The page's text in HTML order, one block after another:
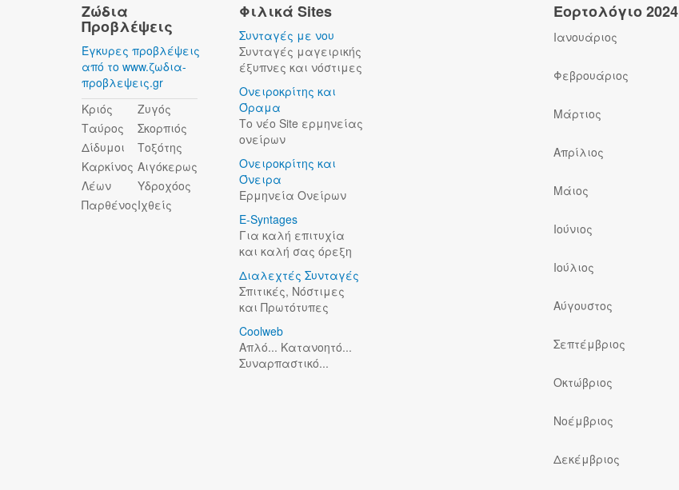
Ζώδια
Προβλέψεις
Έγκυρες προβλέψεις
από το www.ζωδια-
προβλεψεις.gr
Κριός
Ταύρος
Δίδυμοι
Καρκίνος
Λέων
Παρθένος
Ζυγός
Σκορπιός
Τοξότης
Αιγόκερως
Υδροχόος
Ιχθείς
Φιλικά Sites
Συνταγές με νου
Συνταγές μαγειρικής
έξυπνες και νόστιμες
Ονειροκρίτης και
Όραμα
Το νέο Site ερμηνείας
ονείρων
Ονειροκρίτης και
Όνειρα
Ερμηνεία Ονείρων
E-Syntages
Για καλή επιτυχία
και καλή σας όρεξη
Διαλεχτές Συνταγές
Σπιτικές, Νόστιμες
και Πρωτότυπες
Coolweb
Απλό... Κατανοητό...
Συναρπαστικό...
Εορτολόγιο 2024
Ιανουάριος
Φεβρουάριος
Μάρτιος
Απρίλιος
Μάιος
Ιούνιος
Ιούλιος
Αύγουστος
Σεπτέμβριος
Οκτώβριος
Νοέμβριος
Δεκέμβριος